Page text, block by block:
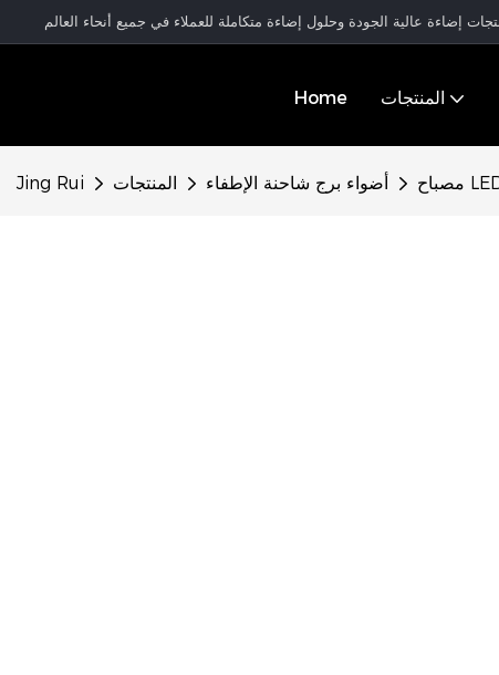
Home المنتجات
Jing Rui المنتجات أضواء برج شاحنة الإطفاء